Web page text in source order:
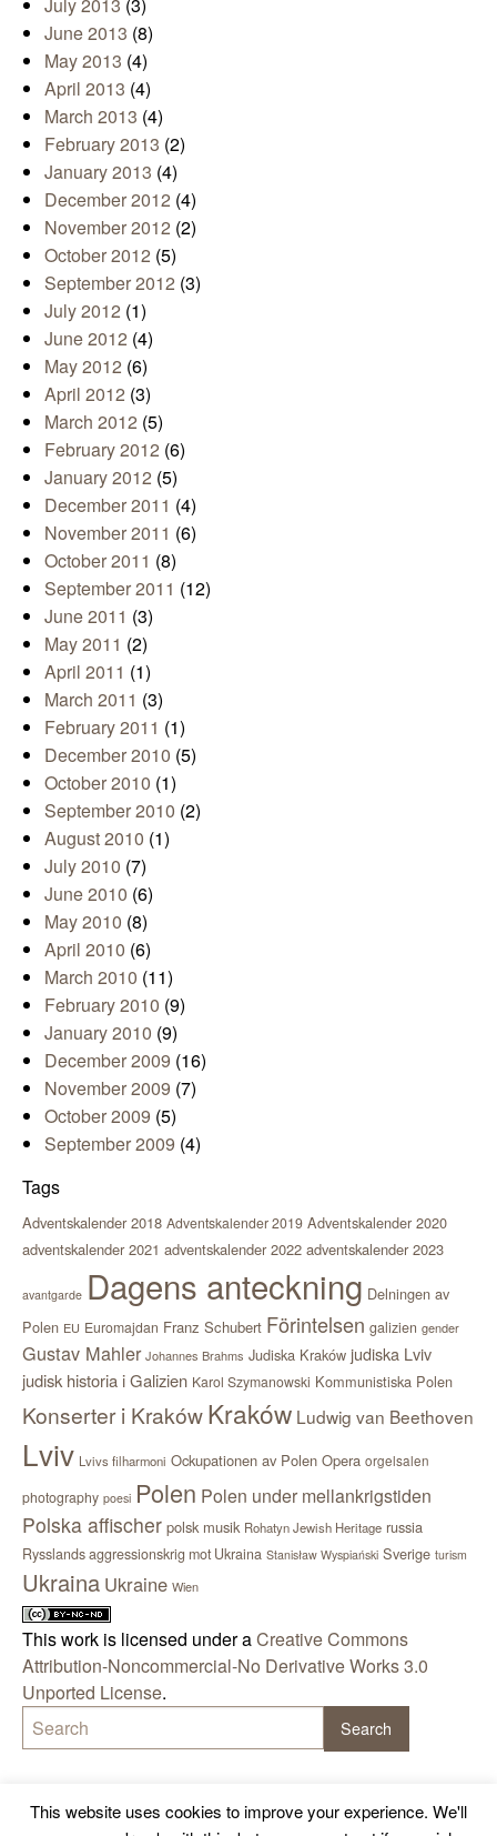
July 2013 (3)
June 2013 (8)
May 2013 (4)
April 2013 (4)
March 2013 (4)
February 2013 (2)
January 2013 (4)
December 2012 (4)
November 2012 (2)
October 2012 (5)
September 2012 (3)
July 2012 (1)
June 2012 (4)
May 2012 (6)
April 2012 (3)
March 2012 (5)
February 2012 (6)
January 2012 (5)
December 2011 (4)
November 2011 (6)
October 2011 (8)
September 2011 (12)
June 2011 (3)
May 2011 (2)
April 2011 (1)
March 2011 (3)
February 2011 (1)
December 2010 (5)
October 2010 (1)
September 2010 (2)
August 2010 (1)
July 2010 (7)
June 2010 (6)
May 2010 (8)
April 2010 (6)
March 2010 (11)
February 2010 (9)
January 2010 (9)
December 2009 (16)
November 2009 (7)
October 2009 (5)
September 2009 (4)
Tags
Adventskalender 2018 Adventskalender 2019 Adventskalender 2020
adventskalender 2021 adventskalender 2022 adventskalender 2023
avantgarde Dagens anteckning Delningen av
Polen EU Euromajdan Franz Schubert Förintelsen galizien gender
Gustav Mahler Johannes Brahms Judiska Kraków judiska Lviv
judisk historia i Galizien Karol Szymanowski Kommunistiska Polen
Konserter i KrakówKraków Ludwig van Beethoven
Lviv Lvivs filharmoni Ockupationen av Polen Opera orgelsalen
photography poesi Polen Polen under mellankrigstiden
Polska affischer polsk musik Rohatyn Jewish Heritage russia
Rysslands aggressionskrig mot Ukraina Stanisław Wyspiański Sverige turism
Ukraina Ukraine Wien
This work is licensed under aCreative Commons
Attribution-Noncommercial-No Derivative Works 3.0
Unported License.
This website uses cookies to improve your experience. We'll